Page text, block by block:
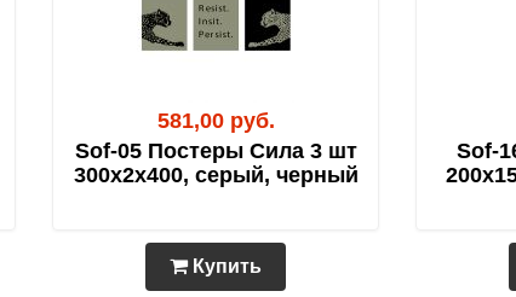
581,00 руб.
Sof-05 Постеры Сила 3 шт
300х2х400, серый, черный
Купить
Sof-